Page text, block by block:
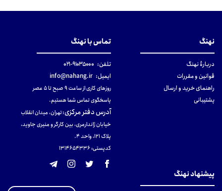
نهنگ
دربارهٔ نهنگ
قوانین و مقررات
راهنمای خرید و ارسال
پشتیبانی
تماس با نهنگ
تلفن: ۹۱۰۳۵۰۰۰-۰۲۱
ایمیل: info@nahang.ir
روزهای کاری از ساعت ۹ صبح تا ۵ عصر
پاسخگوی تماس شما هستیم.
آدرس دفتر مرکزی:تهران، میدان انقلاب
خیابان ژاندارمری، بین کارگر و منیری جاوید،
پلاک 121، واحد ۴.
کدپستی: 131465433۶
پیشنهاد نهنگ